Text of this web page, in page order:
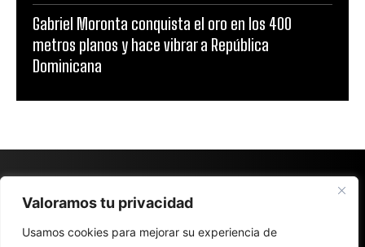
Valoramos tu privacidad
Usamos cookies para mejorar su experiencia de
Gabriel Moronta conquista el oro en los 400
metros planos y hace vibrar a República
Dominicana